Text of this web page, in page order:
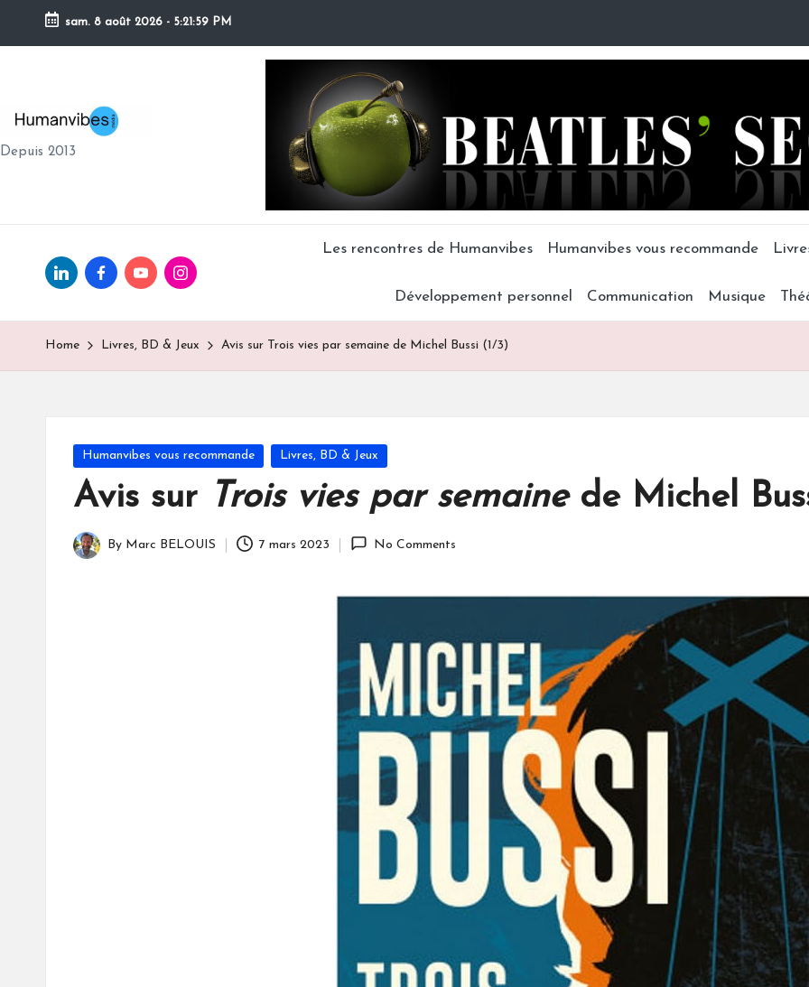
Skip
sam. 8 août 2026 - 5:22:00 PM
H
U
V
IB
Depuis 2013
Linkedin.comfacebook.com
Youtube.comInstagram.com
Les rencontres de Humanvibes Humanvibes vous recommande
Développement personnel Communication Musique
Home Livres, BD & Jeux Avis sur Trois vies par semaine de Michel Bussi (1/3)
Posted
Humanvibes vous recommande Livres, BD & Jeux
Avis sur Trois vies par semainede Michel
Posted
By Marc BELOUIS 7 mars 2023 No Comments